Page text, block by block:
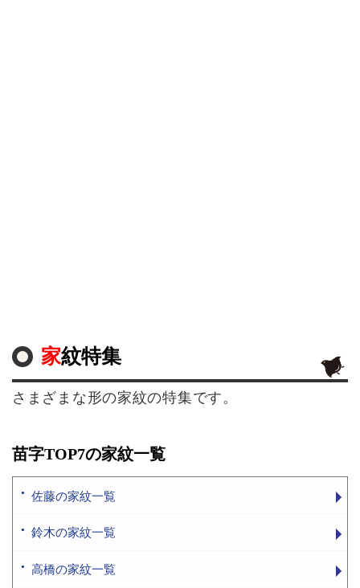
家紋特集
さまざまな形の家紋の特集です。
苗字TOP7の家紋一覧
佐藤の家紋一覧
鈴木の家紋一覧
高橋の家紋一覧